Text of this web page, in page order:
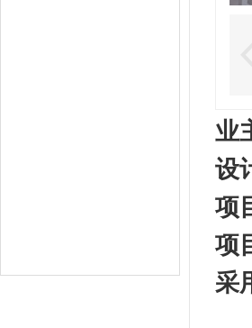
业
设
项
项
采